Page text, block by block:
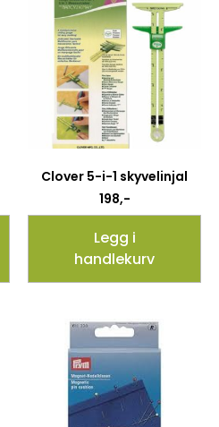
Clover 5-i-1 skyvelinjal
198,-
Legg i
handlekurv